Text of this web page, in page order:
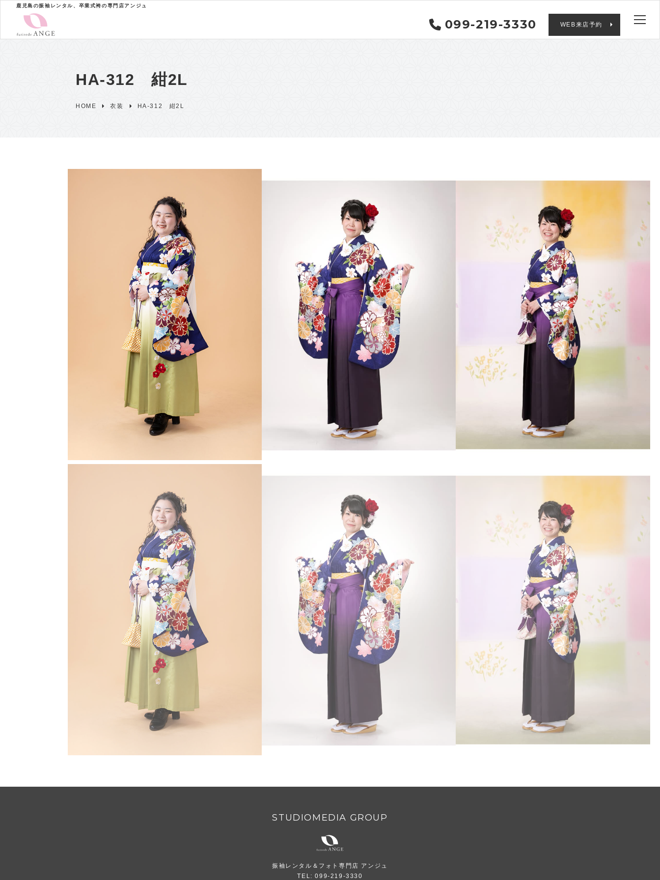
鹿児島の振袖レンタル、卒業式袴の専門店アンジュ
099-219-3330 WEB来店予約
HA-312 紺2L
HOME 衣装 HA-312 紺2L
レンタル価格
袴レンタル7点セット
¥ 41,800 (税込)
#青 #伝統古典
※袴の組み合わせはイメージです。お好みのデザインをサイズからお選びいただけます
※レンタルセットに含まれる袴下帯・重衿はおまかせになります。色柄を選んでコーデ
ィネートいたしますので、ご安心ください
STUDIOMEDIA GROUP
振袖レンタル＆フォト専門店 アンジュ
TEL: 099-219-3330